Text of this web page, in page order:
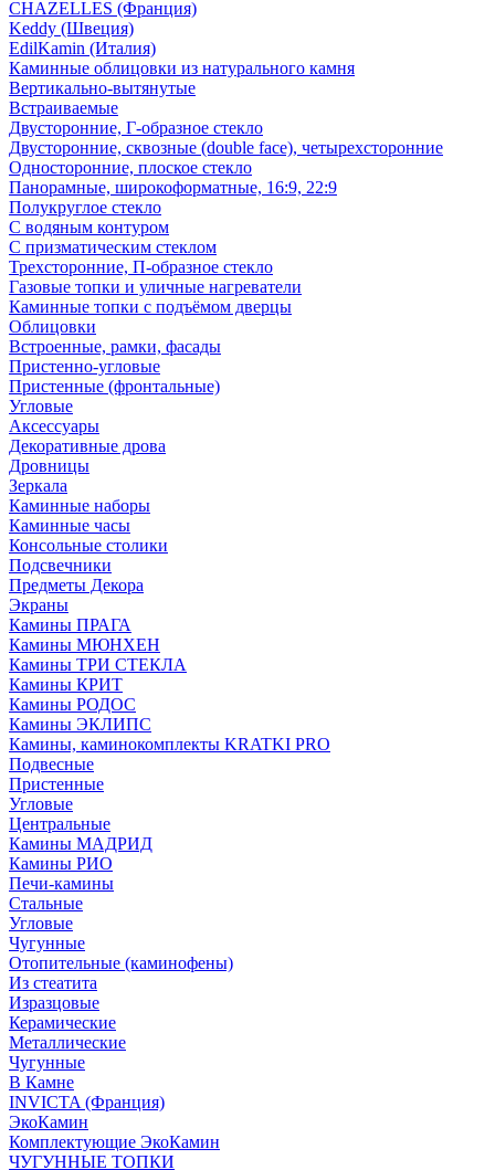
CHAZELLES (Франция)
Keddy (Швеция)
EdilKamin (Италия)
Каминные облицовки из натурального камня
Вертикально-вытянутые
Встраиваемые
Двусторонние, Г-образное стекло
Двусторонние, сквозные (double face), четырехсторонние
Односторонние, плоское стекло
Панорамные, широкоформатные, 16:9, 22:9
Полукруглое стекло
С водяным контуром
С призматическим стеклом
Трехсторонние, П-образное стекло
Газовые топки и уличные нагреватели
Каминные топки с подъёмом дверцы
Облицовки
Встроенные, рамки, фасады
Пристенно-угловые
Пристенные (фронтальные)
Угловые
Аксессуары
Декоративные дрова
Дровницы
Зеркала
Каминные наборы
Каминные часы
Консольные столики
Подсвечники
Предметы Декора
Экраны
Камины ПРАГА
Камины МЮНХЕН
Камины ТРИ СТЕКЛА
Камины КРИТ
Камины РОДОС
Камины ЭКЛИПС
Камины, каминокомплекты KRATKI PRO
Подвесные
Пристенные
Угловые
Центральные
Камины МАДРИД
Камины РИО
Печи-камины
Стальные
Угловые
Чугунные
Отопительные (каминофены)
Из стеатита
Изразцовые
Керамические
Металлические
Чугунные
В Камне
INVICTA (Франция)
ЭкоКамин
Комплектующие ЭкоКамин
ЧУГУННЫЕ ТОПКИ